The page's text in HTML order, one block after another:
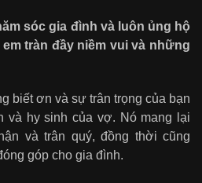
sóc gia đình và luôn ủng hộ
tràn đầy niềm vui và những
biết ơn và sự trân trọng của bạn
và hy sinh của vợ. Nó mang lại
và trân quý, đồng thời cũng
góp cho gia đình.